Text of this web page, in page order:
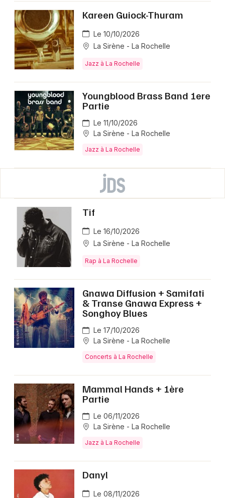
Kareen Guiock-Thuram
Le 10/10/2026
La Sirène - La Rochelle
Jazz à La Rochelle
Youngblood Brass Band 1ere
Partie
Le 11/10/2026
La Sirène - La Rochelle
Jazz à La Rochelle
Tif
Le 16/10/2026
La Sirène - La Rochelle
Rap à La Rochelle
Gnawa Diffusion + Samifati
& Transe Gnawa Express +
Songhoy Blues
Le 17/10/2026
La Sirène - La Rochelle
Concerts à La Rochelle
Mammal Hands + 1ère
Partie
Le 06/11/2026
La Sirène - La Rochelle
Jazz à La Rochelle
Danyl
Le 08/11/2026